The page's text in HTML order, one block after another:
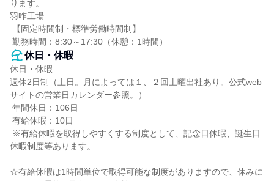
ります。
羽咋工場
勤務時間：8:30～17:30（休憩：1時間）
休日・休暇
休日・休暇
週休2日制（土日。月によっては１、２回土曜出社あり。公式web
サイトの営業日カレンダー参照。）
休暇制度等あります。
☆有給休暇は1時間単位で取得可能な制度がありますので、休みに